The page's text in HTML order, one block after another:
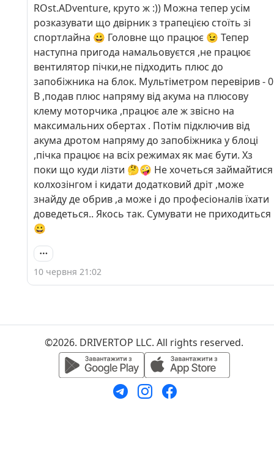
ROst.ADventure, круто ж :)) Можна тепер усім
розказувати що двірник з трапецією стоїть зі
спортлайна 😀 Головне що працює 😉 Тепер
наступна пригода намальовуєтся ,не працює
вентилятор пічки,не підходить плюс до
запобіжника на блок. Мультіметром перевірив - 0
В ,подав плюс напряму від акума на плюсову
клему моторчика ,працює але ж звісно на
максимальних обертах . Потім підключив від
акума дротом напряму до запобіжника у блоці
,пічка працює на всіх режимах як має бути. Хз
поки що куди лізти 🤔🤪 Не хочеться займайтися
колхозінгом і кидати додатковий дріт ,може
знайду де обрив ,а може і до професіоналів їхати
доведеться.. Якось так. Сумувати не приходиться
😀
10 червня 21:02
©2026. DRIVERTOP LLC. All rights reserved.